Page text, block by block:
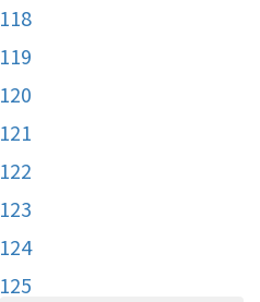
118
119
120
121
122
123
124
125